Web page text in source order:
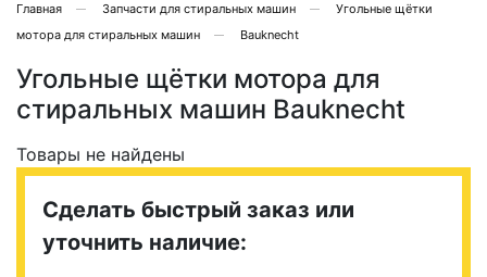
Главная Запчасти для стиральных машин
Угольные щётки
мотора для стиральных машин
Bauknecht
Угольные щётки мотора для
стиральных машин Bauknecht
Товары не найдены
Сделать быстрый заказ или
уточнить наличие: